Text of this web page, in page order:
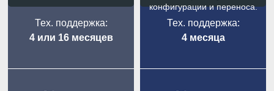
Тех. поддержка:
4 или 16 месяцев
конфигурации и переноса.
Тех. поддержка:
4 месяца